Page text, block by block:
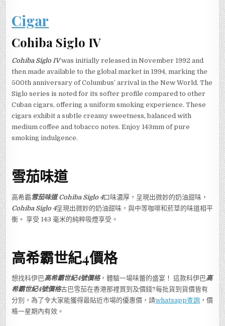
Cigar
Cohiba Siglo IV
Cohiba Siglo IVwas initially released in November 1992 and
then made available to the global market in 1994, marking the
500th anniversary of Columbus’ arrival in the New World. The
Siglo series is noted for its softer profile compared to other
Cuban cigars, offering a uniform smoking experience. These
cigars exhibit a subtle creamy sweetness, balanced with
medium coffee and tobacco notes. Enjoy 143mm of pure
smoking indulgence.
雪茄味道
高希霸雪茄味道 Cohiba Siglo4口味濃厚，呈現出微妙的奶油甜味，
Cohiba Siglo4呈現出微妙的奶油甜味，與中等咖啡和菸草的味道相平
衡。 享受 143 毫米的純粹吸煙享受。
高希霸世紀4價格
想找科伊巴高希霸世紀4號價格，體驗一場味蕾的盛宴！ 這款科伊巴高
希霸世紀4號價格古巴雪茄在香港那裡買到及價錢?每批貨到貨價皆有
分別，為了令大家能獲得最貼近市場的優惠價，請whatsapp查詢 ，價
格一星期內有效。